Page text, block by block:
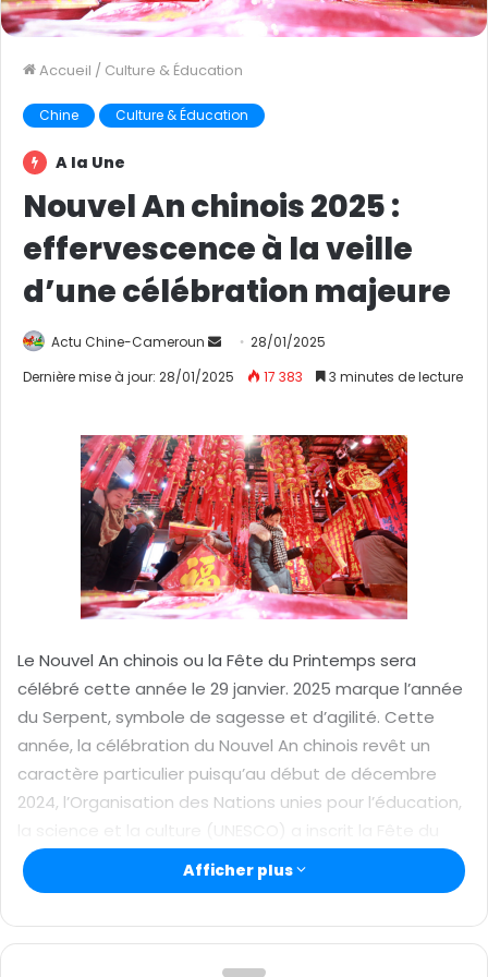
Accueil / Culture & Éducation
Chine Culture & Éducation
A la Une
Nouvel An chinois 2025 :
effervescence à la veille
d’une célébration majeure
Actu Chine-Cameroun
n
y
e
r
u
n
c
o
r
28/01/2025
Dernière mise à jour: 28/01/2025
17 383 3 minutes de lecture
Le Nouvel An chinois ou la Fête du Printemps sera
célébré cette année le 29 janvier. 2025 marque l’année
du Serpent, symbole de sagesse et d’agilité. Cette
année, la célébration du Nouvel An chinois revêt un
caractère particulier puisqu’au début de décembre
2024, l’Organisation des Nations unies pour l’éducation,
la science et la culture (UNESCO) a inscrit la Fête du
Printemps sur la Liste représentative du patrimoine
culturel immatériel. C’est sous le signe d’une autre
majeure que les Chinois accueillent l’année du Serpent.
Déjà, en 2023, la 78e Assemblée générale des Nations
Afficher plus